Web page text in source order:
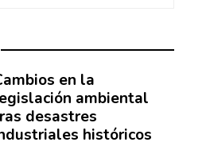
en la
ambiental
desastres
históricos